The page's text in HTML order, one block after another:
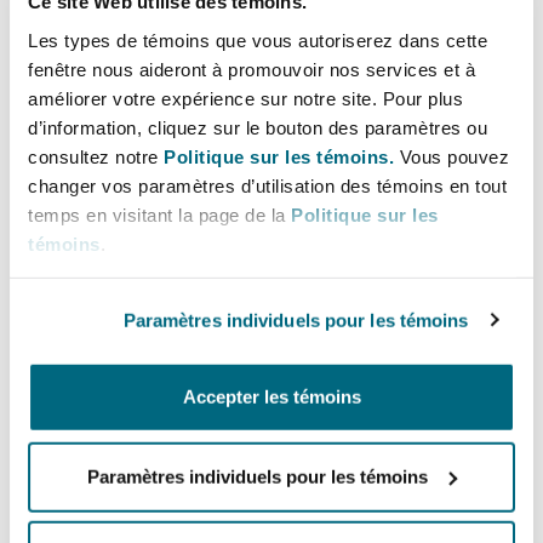
Les types de témoins que vous autoriserez dans cette
fenêtre nous aideront à promouvoir nos services et à
améliorer votre expérience sur notre site. Pour plus
d’information, cliquez sur le bouton des paramètres ou
consultez notre Politique sur les témoins. Vous pouvez
changer vos paramètres d’utilisation des témoins en tout
temps en visitant la page de la Politique sur les
témoins
Paramètres individuels pour les témoins
Accepter les témoins
Paramètres individuels pour les témoins
Entretien, réparation et
Droit aérien commercial
Couverture d’assurance
Droit maritime
Responsabilité du fabricant
produits
Assurance biens
Jersey
The St Botolph Building
Bulletins
method of concluding them.
Lignes directes
+44 (0) 20 7876 6165
07921 881 388
tim.crockford@clydeco.com
Bureau principal
+44 (0) 20 7876 5000
+44 333 3000 232